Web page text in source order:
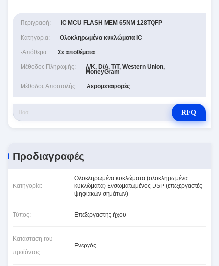
Περιγραφή: IC MCU FLASH MEM 65NM 128TQFP
Κατηγορία: Ολοκληρωμένα κυκλώματα IC
-απόθεμα: Σε αποθέματα
Μέθοδος Πληρωμής: Λ/Κ, D/A, T/T, Western Union,
MoneyGram
Μέθοδος Αποστολής: Αερομεταφορές
RFQ
Προδιαγραφές
Κατηγορία:
Ολοκληρωμένα κυκλώματα (ολοκληρωμένα
κυκλώματα) Ενσωματωμένος DSP (επεξεργαστές
ψηφιακών σημάτων)
Τύπος: Επεξεργαστής ήχου
Κατάσταση του
προϊόντος:
Ενεργός